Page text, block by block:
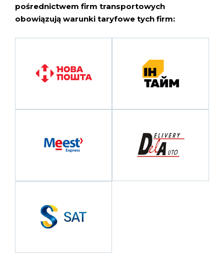
pośrednictwem firm transportowych
obowiązują warunki taryfowe tych firm: